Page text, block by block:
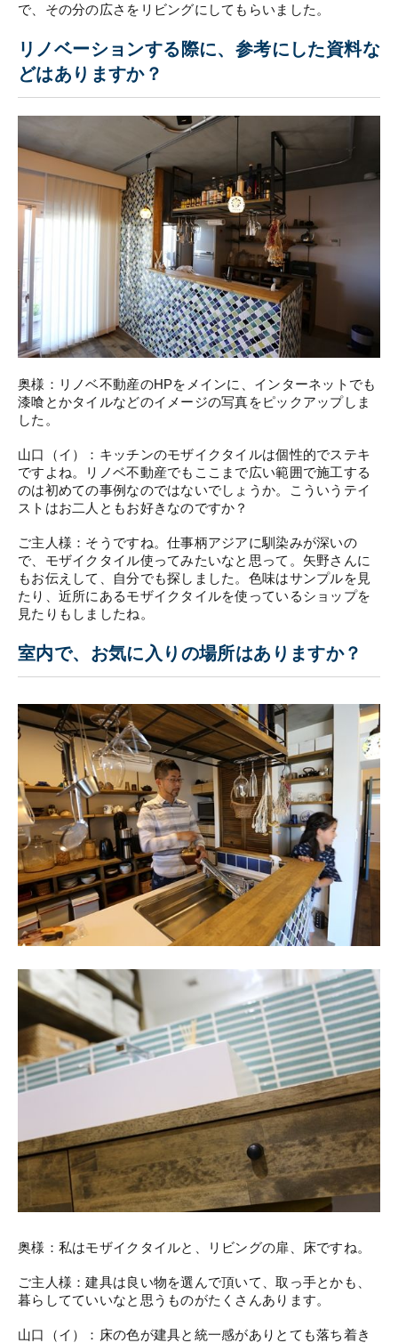
で、その分の広さをリビングにしてもらいました。
リノベーションする際に、参考にした資料な
どはありますか？
奥様：リノベ不動産のHPをメインに、インターネットでも
漆喰とかタイルなどのイメージの写真をピックアップしま
した。
山口（イ）：キッチンのモザイクタイルは個性的でステキ
ですよね。リノベ不動産でもここまで広い範囲で施工する
のは初めての事例なのではないでしょうか。
こういうテイ
ストはお二人ともお好きなのですか？
ご主人様：そうですね。仕事柄アジアに馴染みが深いの
で、モザイクタイル使ってみたいなと思って。矢野さんに
もお伝えして、自分でも探しました。色味はサンプルを見
たり、近所にあるモザイクタイルを使っているショップを
見たりもしましたね。
室内で、お気に入りの場所はありますか？
奥様：私はモザイクタイルと、リビングの扉、床ですね。
ご主人様：建具は良い物を選んで頂いて、取っ手とかも、
暮らしてていいなと思うものがたくさんあります。
山口（イ）：床の色が建具と統一感がありとても落ち着き